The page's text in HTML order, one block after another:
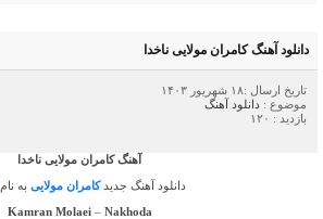
دانلود آهنگ کامران مولایی ناخدا
تاریخ ارسال :۱۸ شهریور ۱۴۰۳
موضوع : دانلود آهنگ
بازدید : ۱۲۰
آهنگ کامران مولایی ناخدا
دانلود آهنگ جدید کامران مولایی به نام
Kamran Molaei– Nakhoda